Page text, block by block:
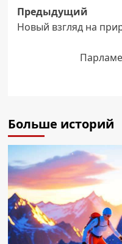
Навигация
записи
Предыдущий
Новый взгляд на
Больше историй